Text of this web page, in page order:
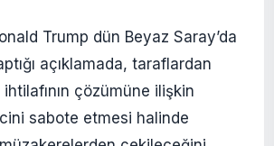
Trump dün Beyaz Saray’da
açıklamada, taraflardan
çözümüne ilişkin
sabote etmesi halinde